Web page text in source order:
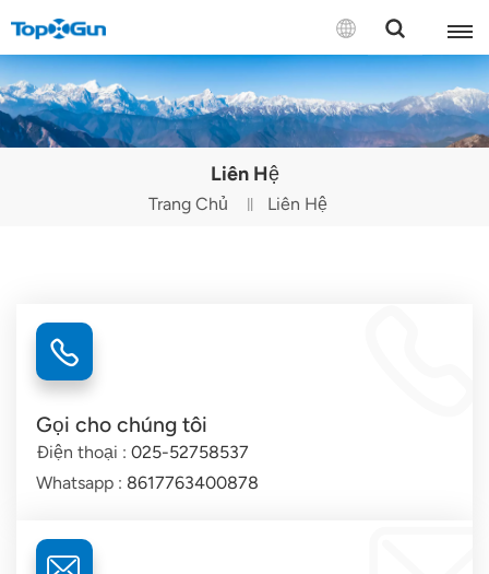
LIÊN HỆ VỚI CHÚNG TÔI
English
Español
Tiếng Việt
Liên Hệ
Trang Chủ Liên Hệ
Gọi cho chúng tôi
Điện thoại : 025-52758537
Whatsapp : 8617763400878